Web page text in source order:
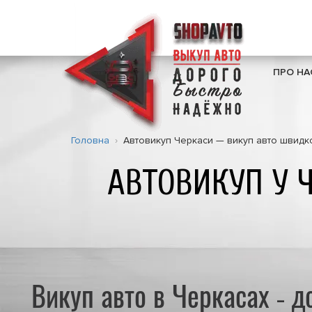
ПРО
Головна Автовикуп Черкаси — викуп авто
АВТОВИКУП У
Викуп авто в Черкасах -